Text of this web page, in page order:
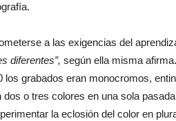
a las exigencias del
diferentes”, según ella misma
grabados eran monocromos,
o tres colores en una sola
la eclosión del color en